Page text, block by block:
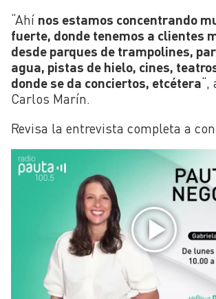
“Ahí nos estamos concentrando
fuerte, donde tenemos a clientes
desde parques de trampolines,
agua, pistas de hielo, cines,
donde se da conciertos, etcétera“,
Carlos Marín.
Revisa la entrevista completa a